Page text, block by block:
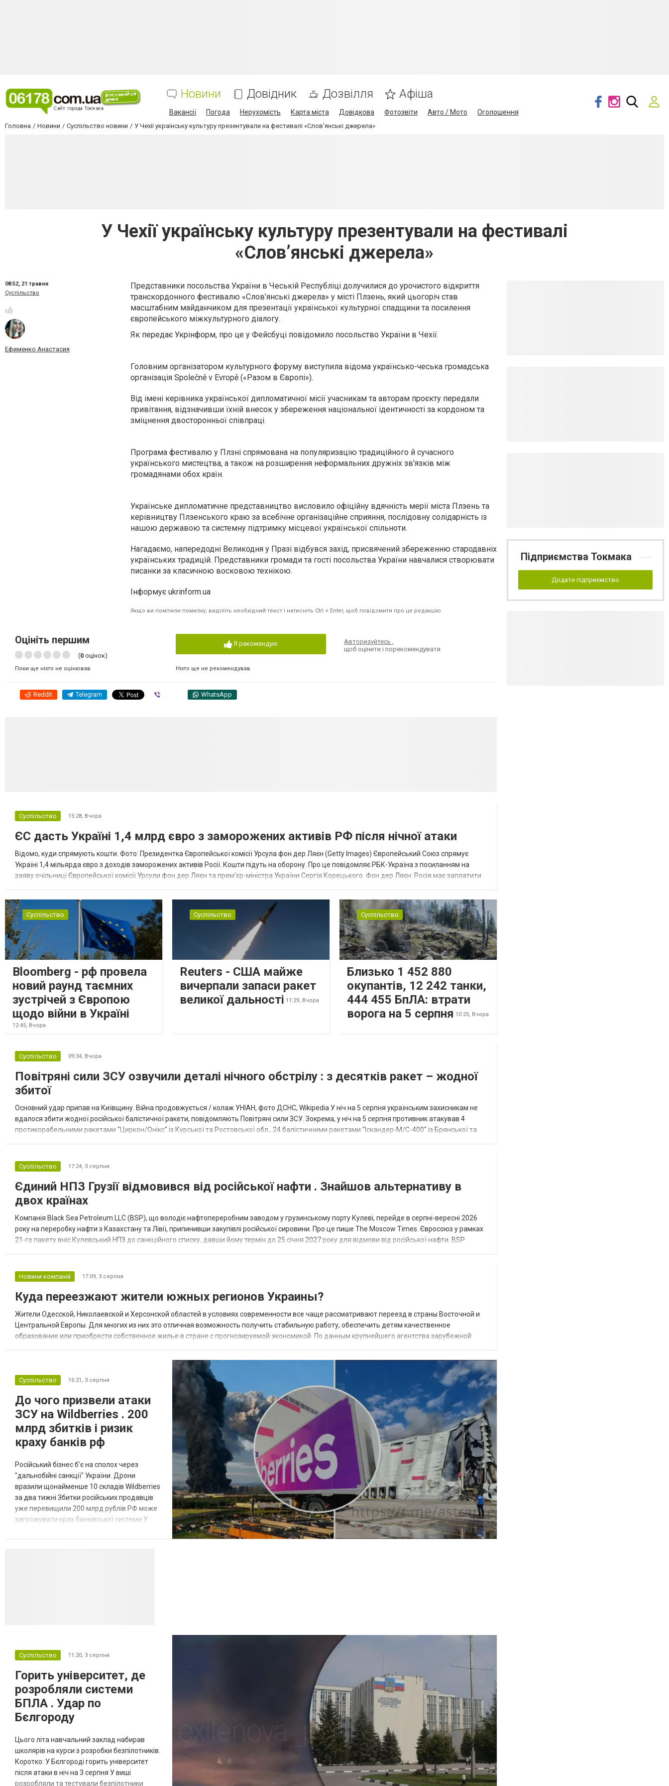
Новини Довідник Дозвілля Афіша
Вакансії Погода Нерухомість Карта міста Довідкова Фотозвіти Авто / Мото Оголошення
Головна Новини Суспільство новини У Чехії українську культуру презентували на фестивалі «Слов’янські джерела»
У Чехії українську культуру презентували на фестивалі
«Слов’янські джерела»
08:52, 21 травня
Суспільство
Ефименко Анастасия
Представники посольства України в Чеській Республіці долучилися до урочистого відкриття
транскордонного фестивалю «Слов’янські джерела» у місті Плзень, який цьогоріч став
масштабним майданчиком для презентації української культурної спадщини та посилення
європейського міжкультурного діалогу.
Як передає Укрінформ, про це у Фейсбуці повідомило посольство України в Чехії.
Головним організатором культурного форуму виступила відома українсько-чеська громадська
організація Společně v Evropě («Разом в Європі»).
Від імені керівника української дипломатичної місії учасникам та авторам проєкту передали
привітання, відзначивши їхній внесок у збереження національної ідентичності за кордоном та
зміцнення двосторонньої співпраці.
Програма фестивалю у Плзні спрямована на популяризацію традиційного й сучасного
українського мистецтва, а також на розширення неформальних дружніх зв'язків між
громадянами обох країн.
Українське дипломатичне представництво висловило офіційну вдячність мерії міста Плзень та
керівництву Плзенського краю за всебічне організаційне сприяння, послідовну солідарність із
нашою державою та системну підтримку місцевої української спільноти.
Нагадаємо, напередодні Великодня у Празі відбувся захід, присвячений збереженню стародавніх
українських традицій. Представники громади та гості посольства України навчалися створювати
писанки за класичною восковою технікою.
Інформує ukrinform.ua
Якщо ви помітили помилку, виділіть необхідний текст і натисніть Ctrl + Enter, щоб повідомити про це редакцію
Оцініть першим
(0 оцінок)
Поки ще ніхто не оцінював
Я рекомендую
Ніхто ще не рекомендував
Авторизуйтесь,
щоб оцінити і порекомендувати
Reddit Telegram WhatsApp
Суспільство 15:28, Вчора
ЄС дасть Україні 1,4 млрд євро з заморожених активів РФ після нічної атаки
Відомо, куди спрямують кошти. Фото: Президентка Європейської комісії Урсула фон дер Ляєн (Getty Images) Європейський Союз спрямує
Україні 1,4 мільярда євро з доходів заморожених активів Росії. Кошти підуть на оборону. Про це повідомляє РБК-Україна з посиланням на
заяву очільниці Європейської комісії Урсули фон дер Ляєн та прем'єр-міністра України Сергія Корецького. Фон дер Ляєн: Росія має заплатити
Суспільство
Bloomberg - рф провела
новий раунд таємних
зустрічей з Європою
щодо війни в Україні
12:45, Вчора
Суспільство
Reuters - США майже
вичерпали запаси ракет
великої дальності 11:29, Вчора
Суспільство
Близько 1 452 880
окупантів, 12 242 танки,
444 455 БпЛА: втрати
ворога на 5 серпня 10:25, Вчора
Суспільство 09:34, Вчора
Повітряні сили ЗСУ озвучили деталі нічного обстрілу : з десятків ракет – жодної
збитої
Основний удар припав на Київщину. Війна продовжується / колаж УНІАН, фото ДСНС, Wikipedia У ніч на 5 серпня українським захисникам не
вдалося збити жодної російської балістичної ракети, повідомляють Повітряні сили ЗСУ. Зокрема, у ніч на 5 серпня противник атакував 4
протикорабельними ракетами "Циркон/Онікс" із Курської та Ростовської обл., 24 балістичними ракетами "Іскандер-М/С-400" із Брянської та
Суспільство 17:24, 3 серпня
Єдиний НПЗ Грузії відмовився від російської нафти . Знайшов альтернативу в
двох країнах
Компанія Black Sea Petroleum LLC (BSP), що володіє нафтопереробним заводом у грузинському порту Кулеві, перейде в серпні-вересні 2026
року на переробку нафти з Казахстану та Лівії, припинивши закупівлі російської сировини. Про це пише The Moscow Times. Євросоюз у рамках
21-го пакету вніс Кулевський НПЗ до санкційного списку, давши йому термін до 25 січня 2027 року для відмови від російської нафти. BSP
Новини компаній 17:09, 3 серпня
Куда переезжают жители южных регионов Украины?
Жители Одесской, Николаевской и Херсонской областей в условиях современности все чаще рассматривают переезд в страны Восточной и
Центральной Европы. Для многих из них это отличная возможность получить стабильную работу, обеспечить детям качественное
образование или приобрести собственное жилье в стране с прогнозируемой экономикой. По данным крупнейшего агентства зарубежной
Суспільство 16:21, 3 серпня
До чого призвели атаки
ЗСУ на Wildberries . 200
млрд збитків і ризик
краху банків рф
Російський бізнес б'є на сполох через
"дальнобійні санкції" України. Дрони
вразили щонайменше 10 складів Wildberries
за два тижні Збитки російських продавців
уже перевищили 200 млрд рублів РФ може
загрожувати крах банківської системи У
Суспільство 11:20, 3 серпня
Горить університет, де
розробляли системи
БПЛА . Удар по
Бєлгороду
Цього літа навчальний заклад набирав
школярів на курси з розробки безпілотників.
Коротко: У Бєлгороді горить університет
після атаки в ніч на 3 серпня У виші
розробляли та тестували безпілотники
Підприємства Токмака
Додати підприємство